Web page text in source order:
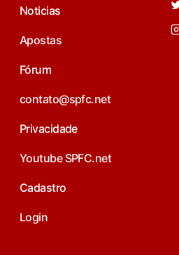
Noticias
Apostas
Fórum
contato@spfc.net
Privacidade
Youtube SPFC.net
Cadastro
Login